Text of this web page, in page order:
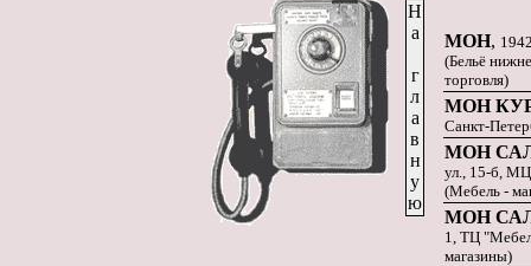
Н
а
г
л
а
в
н
у
ю
МОН,
(Бельё
торговля)
МОН
Санкт-
МОН
ул., 15-б,
(Мебель -
МОН
1, ТЦ
магазины)